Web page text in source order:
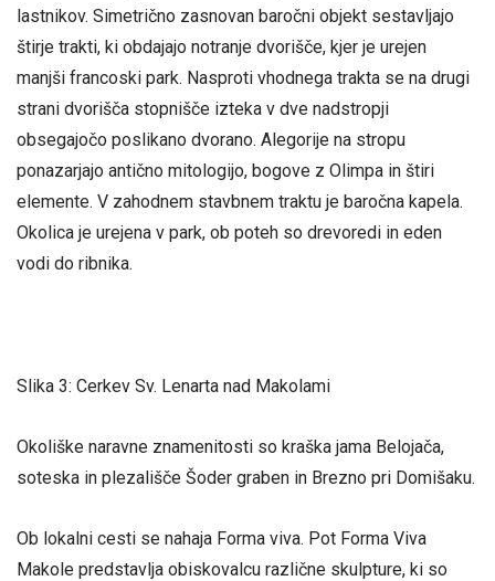
lastnikov. Simetrično zasnovan baročni objekt sestavljajo
štirje trakti, ki obdajajo notranje dvorišče, kjer je urejen
manjši francoski park. Nasproti vhodnega trakta se na drugi
strani dvorišča stopnišče izteka v dve nadstropji
obsegajočo poslikano dvorano. Alegorije na stropu
ponazarjajo antično mitologijo, bogove z Olimpa in štiri
elemente. V zahodnem stavbnem traktu je baročna kapela.
Okolica je urejena v park, ob poteh so drevoredi in eden
vodi do ribnika.
Slika 3: Cerkev Sv. Lenarta nad Makolami
Okoliške naravne znamenitosti so kraška jama Belojača,
soteska in plezališče Šoder graben in Brezno pri Domišaku.
Ob lokalni cesti se nahaja Forma viva. Pot Forma Viva
Makole predstavlja obiskovalcu različne skulpture, ki so